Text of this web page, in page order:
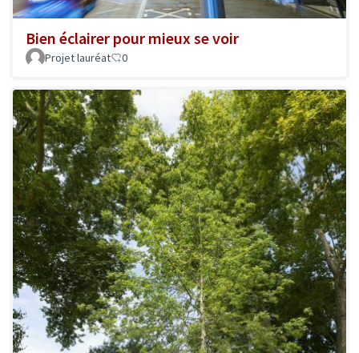
Bien éclairer pour mieux se voir
Projet lauréat 0